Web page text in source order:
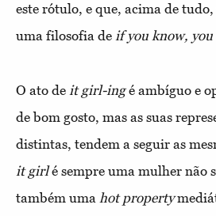
este rótulo, e que, acima de tudo,
uma filosofia de if you know,
O ato de it girl-ingé ambíguo e
de bom gosto, mas as suas
distintas, tendem a seguir as
it girlé sempre uma mulher não
também uma hot property